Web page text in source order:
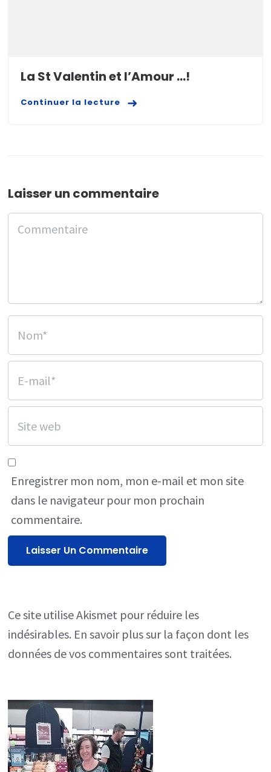
La St Valentin et l’Amour …!
Continuer la lecture
Laisser un commentaire
Enregistrer mon nom, mon e-mail et mon site
dans le navigateur pour mon prochain
commentaire.
Ce site utilise Akismet pour réduire les
indésirables. En savoir plus sur la façon dont les
données de vos commentaires sont traitées.